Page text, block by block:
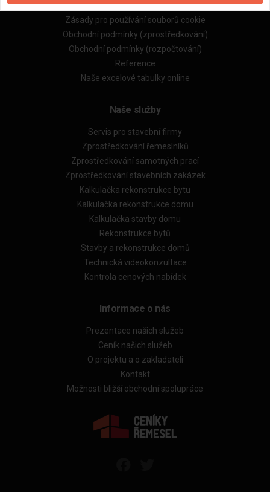
Zpracování a ochrana osobních údajů
Zásady pro používání souborů cookie
Obchodní podmínky (zprostředkování)
Obchodní podmínky (rozpočtování)
Reference
Naše excelové tabulky online
Naše služby
Servis pro stavební firmy
Zprostředkování řemeslníků
Zprostředkování samotných prací
Zprostředkování stavebních zakázek
Kalkulačka rekonstrukce bytu
Kalkulačka rekonstrukce domu
Kalkulačka stavby domu
Rekonstrukce bytů
Stavby a rekonstrukce domů
Technická videokonzultace
Kontrola cenových nabídek
Informace o nás
Prezentace našich služeb
Ceník našich služeb
O projektu a o zakladateli
Kontakt
Možnosti bližší obchodní spolupráce